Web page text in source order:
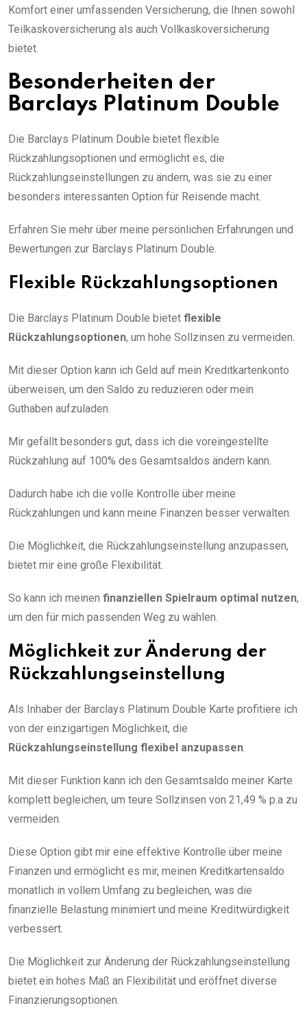
Komfort einer umfassenden Versicherung, die Ihnen sowohl
Teilkaskoversicherung als auch Vollkaskoversicherung
bietet.
Besonderheiten der
Barclays Platinum Double
Die Barclays Platinum Double bietet flexible
Rückzahlungsoptionen und ermöglicht es, die
Rückzahlungseinstellungen zu ändern, was sie zu einer
besonders interessanten Option für Reisende macht.
Erfahren Sie mehr über meine persönlichen Erfahrungen und
Bewertungen zur Barclays Platinum Double.
Flexible Rückzahlungsoptionen
Die Barclays Platinum Double bietet flexible
Rückzahlungsoptionen, um hohe Sollzinsen zu vermeiden.
Mit dieser Option kann ich Geld auf mein Kreditkartenkonto
überweisen, um den Saldo zu reduzieren oder mein
Guthaben aufzuladen.
Mir gefällt besonders gut, dass ich die voreingestellte
Rückzahlung auf 100% des Gesamtsaldos ändern kann.
Dadurch habe ich die volle Kontrolle über meine
Rückzahlungen und kann meine Finanzen besser verwalten.
Die Möglichkeit, die Rückzahlungseinstellung anzupassen,
bietet mir eine große Flexibilität.
So kann ich meinen finanziellen Spielraum optimal nutzen,
um den für mich passenden Weg zu wählen.
Möglichkeit zur Änderung der
Rückzahlungseinstellung
Als Inhaber der Barclays Platinum Double Karte profitiere ich
von der einzigartigen Möglichkeit, die
Rückzahlungseinstellung flexibel anzupassen
Mit dieser Funktion kann ich den Gesamtsaldo meiner Karte
komplett begleichen, um teure Sollzinsen von 21,49 % p.a zu
vermeiden.
Diese Option gibt mir eine effektive Kontrolle über meine
Finanzen und ermöglicht es mir, meinen Kreditkartensaldo
monatlich in vollem Umfang zu begleichen, was die
finanzielle Belastung minimiert und meine Kreditwürdigkeit
verbessert.
Die Möglichkeit zur Änderung der Rückzahlungseinstellung
bietet ein hohes Maß an Flexibilität und eröffnet diverse
Finanzierungsoptionen.